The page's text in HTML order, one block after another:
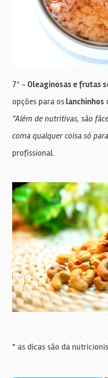
7º – Oleaginosas e frutas
opções para oslanchinhos
“Além de nutritivas, são
coma qualquer coisa só
profissional.
* as dicas são da